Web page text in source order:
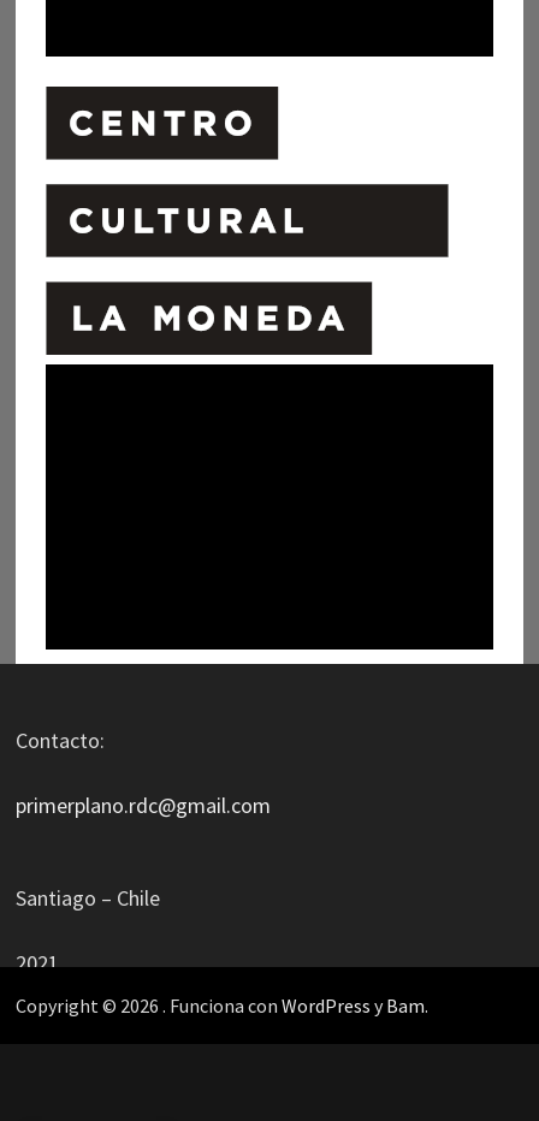
Contacto:
primerplano.rdc@gmail.com
Santiago – Chile
2021
Copyright © 2026 . Funciona con WordPress yBam.